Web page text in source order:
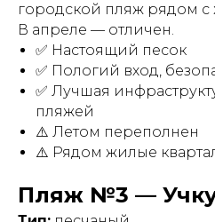
городской пляж рядом
В апреле — отличен.
✅ Настоящий песок
✅ Пологий вход,
✅ Лучшая
пляжей
⚠️ Летом переполнен
⚠️ Рядом жилые
Пляж №3 —